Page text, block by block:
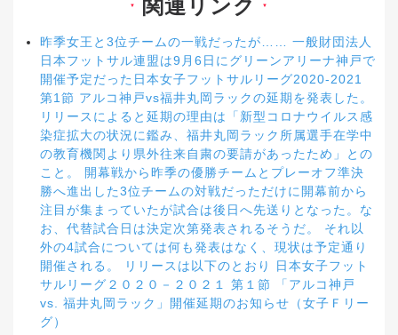
▼ 関連リンク ▼
昨季女王と3位チームの一戦だったが…… 一般財団法人
日本フットサル連盟は9月6日にグリーンアリーナ神戸で
開催予定だった日本女子フットサルリーグ2020-2021
第1節 アルコ神戸vs福井丸岡ラックの延期を発表した。
リリースによると延期の理由は「新型コロナウイルス感
染症拡大の状況に鑑み、福井丸岡ラック所属選手在学中
の教育機関より県外往来自粛の要請があったため」との
こと。 開幕戦から昨季の優勝チームとプレーオフ準決
勝へ進出した3位チームの対戦だっただけに開幕前から
注目が集まっていたが試合は後日へ先送りとなった。な
お、代替試合日は決定次第発表されるそうだ。 それ以
外の4試合については何も発表はなく、現状は予定通り
開催される。 リリースは以下のとおり 日本女子フット
サルリーグ２０２０－２０２１ 第１節 「アルコ神戸
vs. 福井丸岡ラック」開催延期のお知らせ（女子Ｆリー
グ）